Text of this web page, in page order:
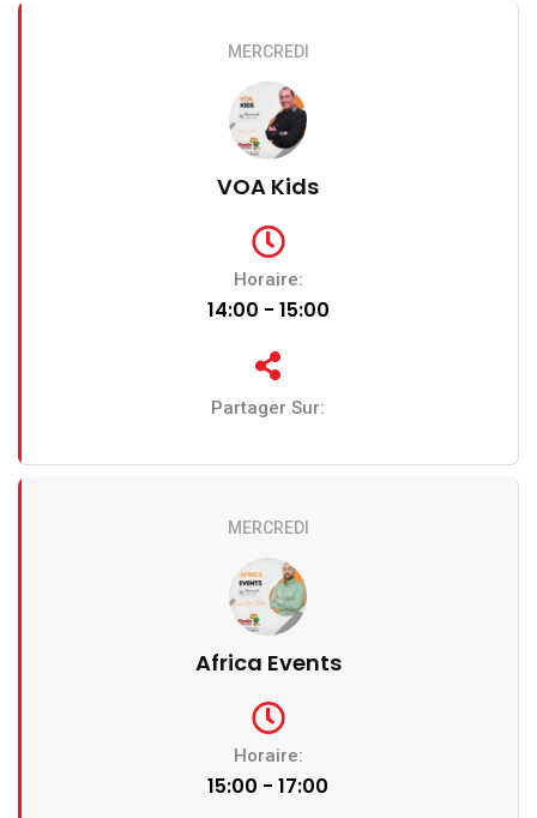
MERCREDI
VOA Kids
Horaire:
14:00 - 15:00
Partager Sur:
MERCREDI
Africa Events
Horaire:
15:00 - 17:00